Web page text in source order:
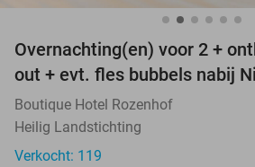
Overnachting(en) voor 2 +
out + evt. fles bubbels nabij
Boutique Hotel Rozenhof
Heilig Landstichting
Verkocht: 119